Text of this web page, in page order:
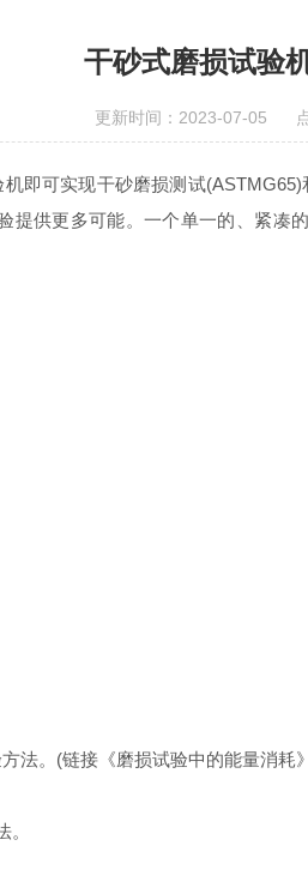
干砂式磨损试验
更新时间：2023-07-05
可实现干砂磨损测试
供更多可能。一个单一的、紧凑
。(链接《磨损试验中的能量消耗